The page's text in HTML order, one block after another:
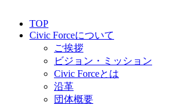
TOP
Civic Forceについて
ご挨拶
ビジョン・ミッション
Civic Forceとは
沿革
団体概要